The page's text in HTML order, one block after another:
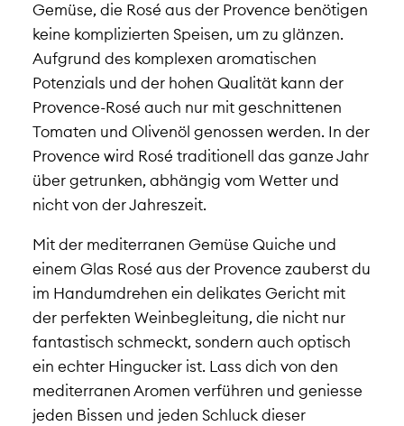
Gemüse, die Rosé aus der Provence benötigen
keine komplizierten Speisen, um zu glänzen.
Aufgrund des komplexen aromatischen
Potenzials und der hohen Qualität kann der
Provence-Rosé auch nur mit geschnittenen
Tomaten und Olivenöl genossen werden. In der
Provence wird Rosé traditionell das ganze Jahr
über getrunken, abhängig vom Wetter und
nicht von der Jahreszeit.
Mit der mediterranen Gemüse Quiche und
einem Glas Rosé aus der Provence zauberst du
im Handumdrehen ein delikates Gericht mit
der perfekten Weinbegleitung, die nicht nur
fantastisch schmeckt, sondern auch optisch
ein echter Hingucker ist. Lass dich von den
mediterranen Aromen verführen und geniesse
jeden Bissen und jeden Schluck dieser